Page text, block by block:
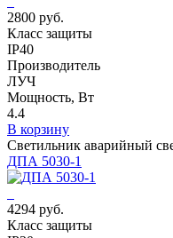
2800 руб.
Класс защиты
IP40
Производитель
ЛУЧ
Мощность, Вт
4.4
В корзину
Светильник аварийный
ДПА 5030-1
4294 руб.
Класс защиты